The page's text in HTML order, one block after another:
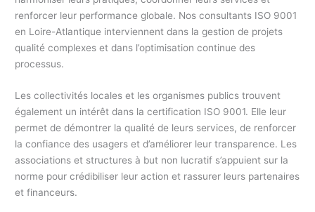
renforcer leur performance globale. Nos consultants ISO 9001
en Loire-Atlantique interviennent dans la gestion de projets
qualité complexes et dans l’optimisation continue des
processus.
Les collectivités locales et les organismes publics trouvent
également un intérêt dans la certification ISO 9001. Elle leur
permet de démontrer la qualité de leurs services, de renforcer
la confiance des usagers et d’améliorer leur transparence. Les
associations et structures à but non lucratif s’appuient sur la
norme pour crédibiliser leur action et rassurer leurs partenaires
et financeurs.